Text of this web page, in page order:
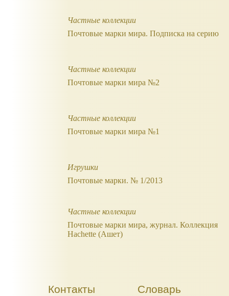
Частные коллекции
Почтовые марки мира. Подписка на серию
Частные коллекции
Почтовые марки мира №2
Частные коллекции
Почтовые марки мира №1
Игрушки
Почтовые марки. № 1/2013
Частные коллекции
Почтовые марки мира, журнал. Коллекция
Hachette (Ашет)
Контакты Словарь